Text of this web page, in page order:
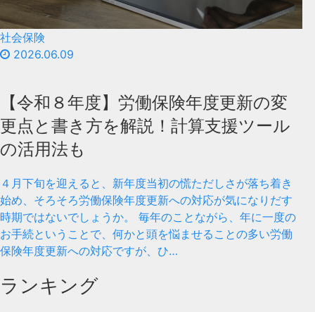
社会保険
2026.06.09
【令和８年度】労働保険年度更新の変
更点と書き方を解説！計算支援ツール
の活用法も
４月下旬を迎えると、新年度当初の慌ただしさが落ち着き
始め、そろそろ労働保険年度更新への対応が気になりだす
時期ではないでしょうか。 毎年のことながら、年に一度の
お手続ということで、何かと頭を悩ませることの多い労働
保険年度更新への対応ですが、ひ…
ランキング